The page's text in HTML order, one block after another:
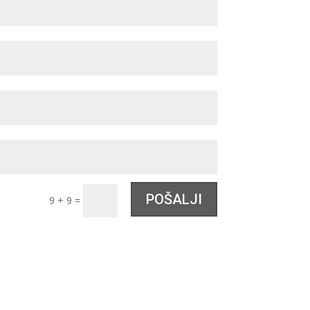
9 + 9 = POŠALJI